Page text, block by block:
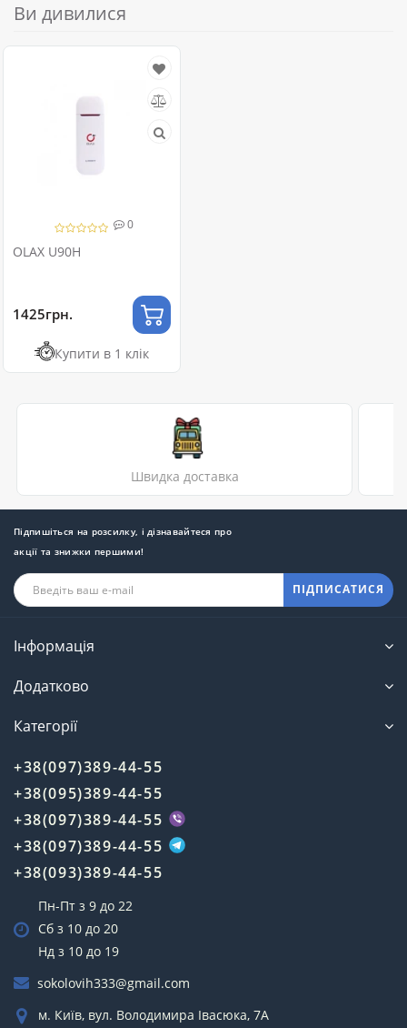
Ви дивилися
0
OLAX U90H
1425грн.
Купити в 1 клік
Швидка доставка
Підпишіться на розсилку, і дізнавайтеся про
акції та знижки першими!
ПІДПИСАТИСЯ
Інформація
Додатково
Категорії
+38(097)389-44-55
+38(095)389-44-55
+38(097)389-44-55
+38(097)389-44-55
+38(093)389-44-55
Пн-Пт з 9 до 22
Сб з 10 до 20
Нд з 10 до 19
sokolovih333@gmail.com
м. Київ, вул. Володимира Івасюка, 7А